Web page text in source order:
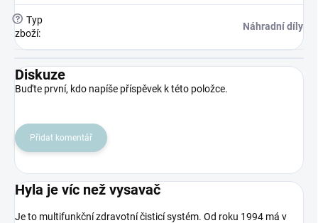
? Typ
zboží:
Náhradní díly
Diskuze
Buďte první, kdo napíše příspěvek k této položce.
Přidat komentář
Hyla je víc než vysavač
Je to multifunkční zdravotní čisticí systém. Od roku 1994 má v